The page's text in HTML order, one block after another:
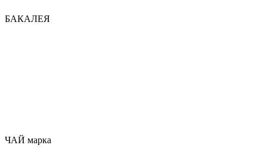
БАКАЛЕЯ
ЧАЙ марка